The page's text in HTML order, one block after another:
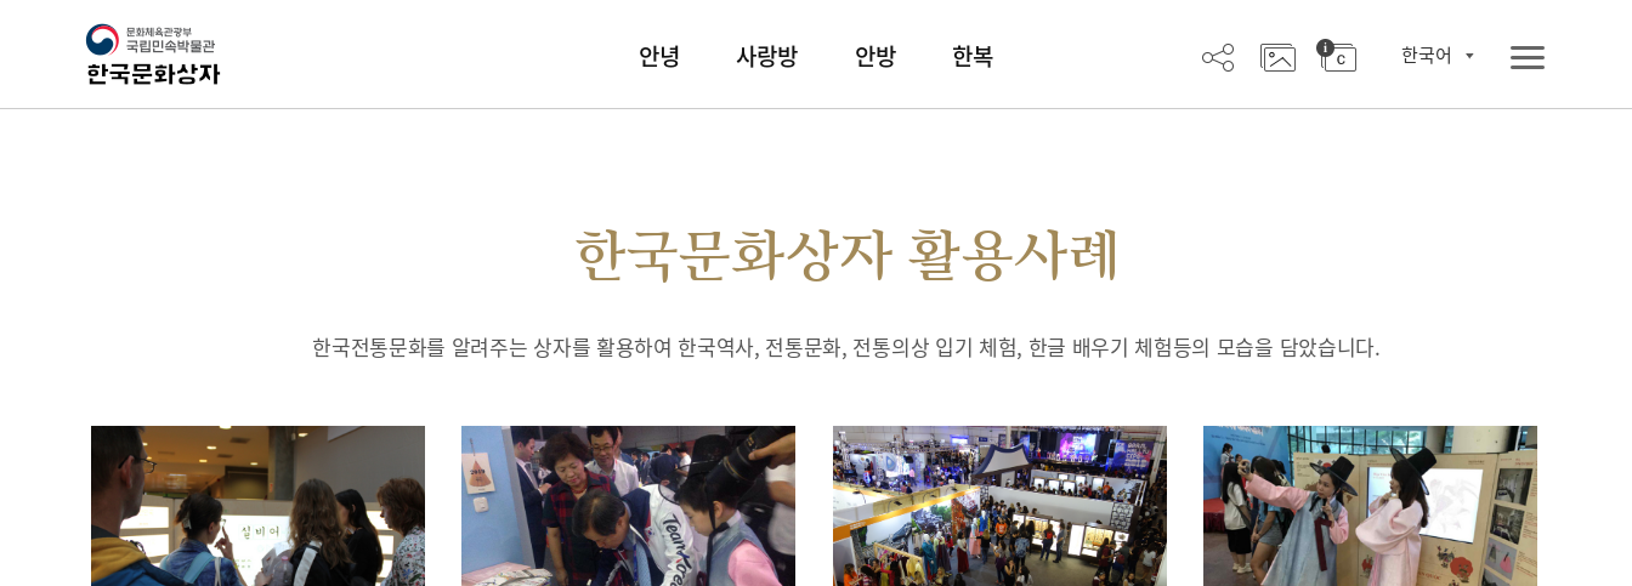
안녕 사랑방 안방 한복 한국어
한국문화상자 활용사례
한국전통문화를 알려주는 상자를 활용하여 한국역사, 전통문화, 전통의상 입기 체험, 한글 배우기 체험등의 모습을 담았습니다.